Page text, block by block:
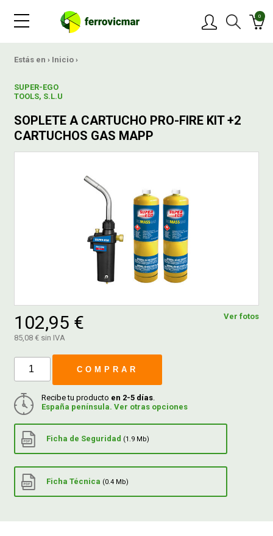
0
Estás en › Inicio ›
SUPER-EGO
TOOLS, S.L.U
SOPLETE A CARTUCHO PRO-FIRE KIT +2
CARTUCHOS GAS MAPP
Ver fotos
102,95 €
85,08 € sin IVA
COMPRAR
Recibe tu producto en 2-5 días.
España península. Ver otras opciones
Ficha de Seguridad (1.9 Mb)
Ficha Técnica (0.4 Mb)
OFERTAS
BLOG
CONTACTAR
FERROVICMAR
DESPIECE
CATÁLOGOS
ENVÍOS